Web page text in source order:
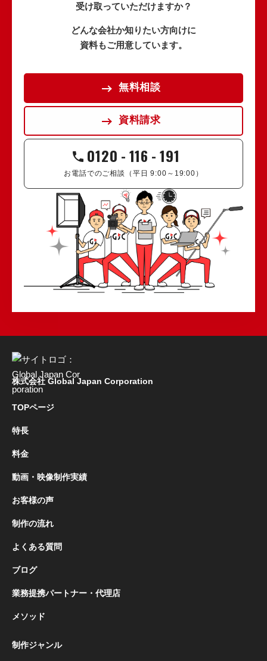
受け取っていただけますか？
どんな会社か知りたい方向けに
資料もご用意しています。
無料相談
資料請求
0120 -116 -191
お電話でのご相談（平日 9:00～19:00）
株式会社 Global Japan Corporation
TOPページ
特長
料金
動画・映像制作実績
お客様の声
制作の流れ
よくある質問
ブログ
業務提携パートナー・代理店
メソッド
制作ジャンル